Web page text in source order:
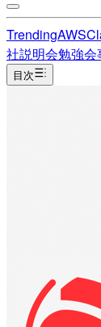
TrendingAWS
社説明会勉強会
目次